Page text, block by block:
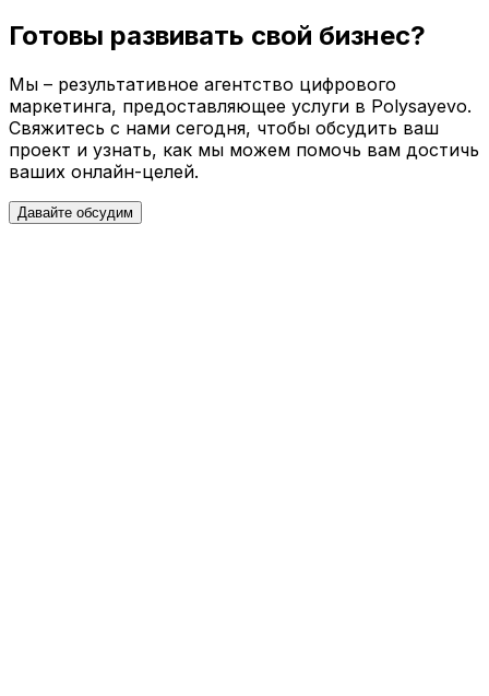
Готовы развивать свой бизнес?
Мы – результативное агентство цифрового
маркетинга, предоставляющее услуги в Polysayevo.
Свяжитесь с нами сегодня, чтобы обсудить ваш
проект и узнать, как мы можем помочь вам достичь
ваших онлайн-целей.
Давайте обсудим